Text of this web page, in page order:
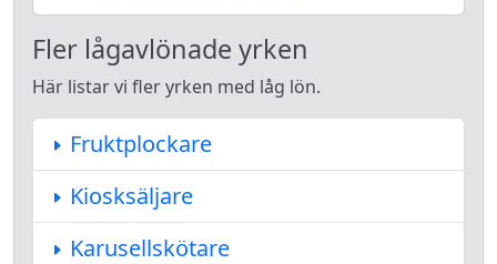
Fler lågavlönade yrken
Här listar vi fler yrken med låg lön.
Fruktplockare
Kiosksäljare
Karusellskötare